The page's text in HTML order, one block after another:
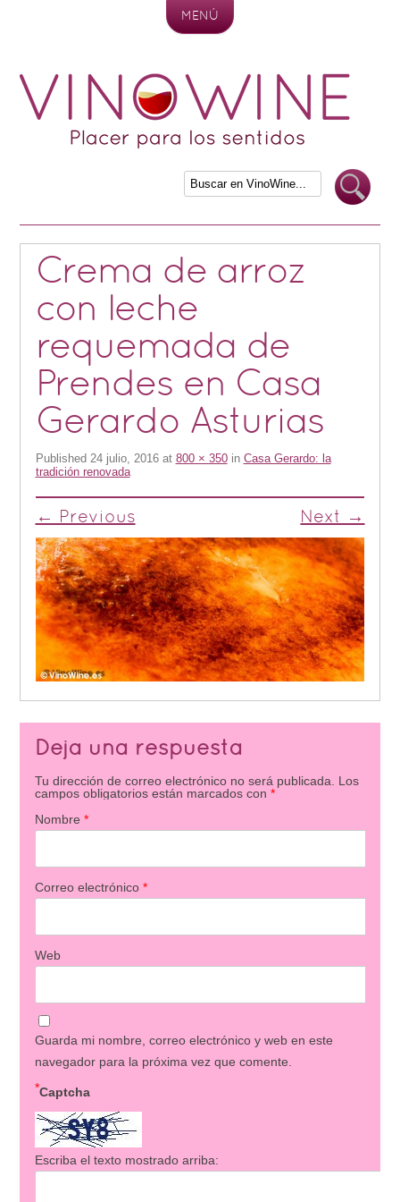
MENÚ
Crema de arroz
con leche
requemada de
Prendes en Casa
Gerardo Asturias
Published 24 julio, 2016at 800 × 350in Casa Gerardo: la
tradición renovada
← Previous Next →
Deja una respuesta
Tu dirección de correo electrónico no será publicada.
Los
campos obligatorios están marcados con *
Nombre *
Correo electrónico *
Web
Guarda mi nombre, correo electrónico y web en este
navegador para la próxima vez que comente.
Captcha
*
Escriba el texto mostrado arriba: